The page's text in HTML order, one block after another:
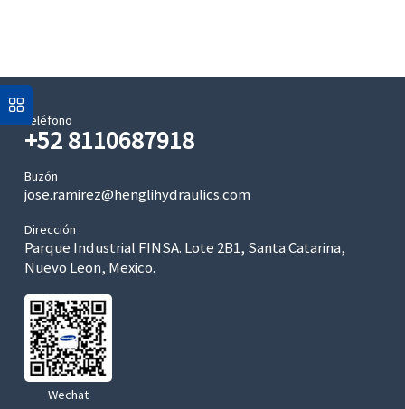
Teléfono
+52 8110687918
Buzón
jose.ramirez@henglihydraulics.com
Dirección
Parque Industrial FINSA. Lote 2B1, Santa Catarina,
Nuevo Leon, Mexico.
Wechat